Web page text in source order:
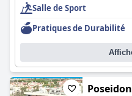
serviable. Le spa et la piscine
incroyablement confortable,
paisible et reposante. L'hôtel
d'affaires et offre une
un séjour romantique. Dans
est un établissement complet
expérience excellente et
Salle de Sport
Pratiques de Durabilité